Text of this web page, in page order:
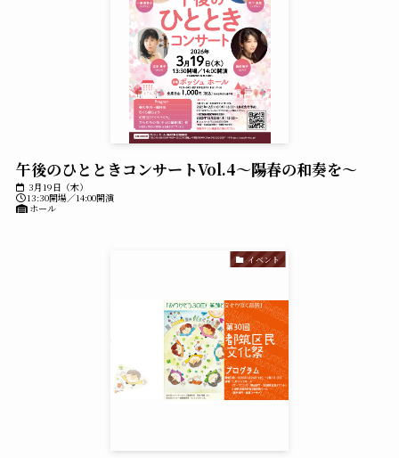
午後のひとときコンサートVol.4～陽春の和奏を～
3月19日（木）
13:30開場／14:00開演
ホール
イベント